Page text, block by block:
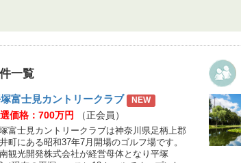
一覧
富士見カントリークラブ NEW
価格：700万円 （正会員）
富士見カントリークラブは神奈川県足柄上郡
町にある昭和37年7月開場のゴルフ場です。
観光開発株式会社が経営母体となり平塚